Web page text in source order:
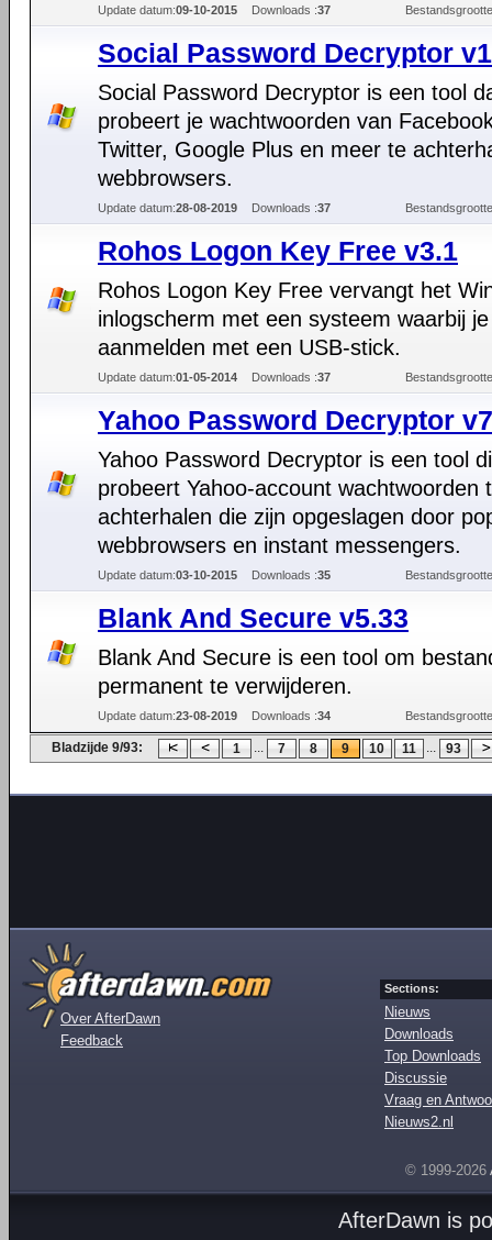
Update datum:09-10-2015 Downloads :37
Social Password Decryptor
Social Password Decryptor is een tool
probeert je wachtwoorden van
Twitter, Google Plus en meer te
webbrowsers.
Update datum:28-08-2019 Downloads :37
Rohos Logon Key Free v3.1
Rohos Logon Key Free vervangt het
inlogscherm met een systeem waarbij
aanmelden met een USB-stick.
Update datum:01-05-2014 Downloads :37
Yahoo Password Decryptor
Yahoo Password Decryptor is een tool
probeert Yahoo-account wachtwoorden
achterhalen die zijn opgeslagen door
webbrowsers en instant messengers.
Update datum:03-10-2015 Downloads :35
Blank And Secure v5.33
Blank And Secure is een tool om
permanent te verwijderen.
Update datum:23-08-2019 Downloads :34
Bladzijde 9/93: 1 ... 7 8 9 10 11 ... 93
Over AfterDawn
Feedback
Sections:
Nieuws
Downloads
Top Downloads
Discussie
Vraag en
Nieuws2.nl
© 1999-2026
AfterDawn is